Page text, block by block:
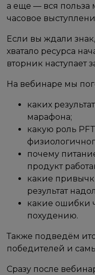
а еще — вся польза
часовое
Если вы ждали
хватало ресурса
вторник наступает
На вебинаре мы
каких
марафона;
какую роль
почему
продукт
какие
результат
какие ошибки
похудению.
Также подведём
победителей и
Сразу после